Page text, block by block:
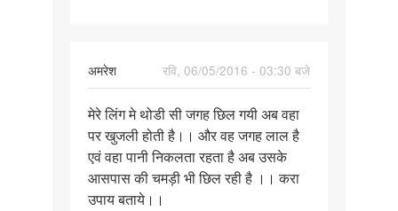
अमरेश
रवि, 06/05/2016 - 03:30 बजे
मेरे
लिंग
मे
थोडी
सी
मेरे लिंग मे थोडी सी जगह छिल गयी अब वहा
पर खुजली होती है।। और वह जगह लाल है
एवं वहा पानी निकलता रहता है अब उसके
आसपास की चमड़ी भी छिल रही है ।। करा
उपाय बताये।।